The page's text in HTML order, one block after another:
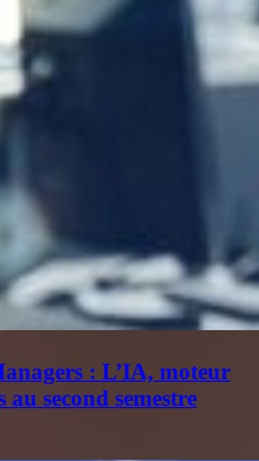
: L’IA, moteur
second semestre